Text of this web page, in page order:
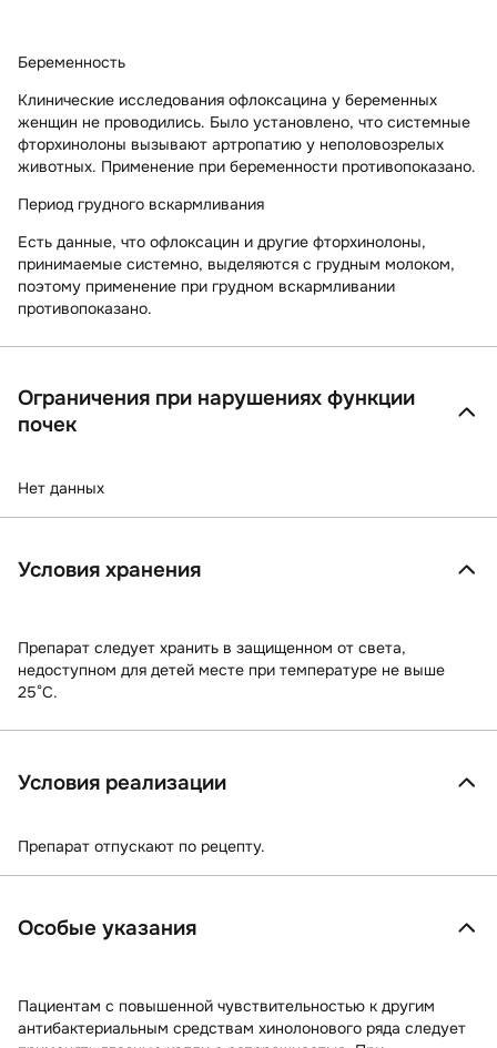
Беременность
Клинические исследования офлоксацина у беременных
женщин не проводились. Было установлено, что системные
фторхинолоны вызывают артропатию у неполовозрелых
животных. Применение при беременности противопоказано.
Период грудного вскармливания
Есть данные, что офлоксацин и другие фторхинолоны,
принимаемые системно, выделяются с грудным молоком,
поэтому применение при грудном вскармливании
противопоказано.
Ограничения при нарушениях функции
почек
Нет данных
Условия хранения
Препарат следует хранить в защищенном от света,
недоступном для детей месте при температуре не выше
25°С.
Условия реализации
Препарат отпускают по рецепту.
Особые указания
Пациентам с повышенной чувствительностью к другим
антибактериальным средствам хинолонового ряда следует